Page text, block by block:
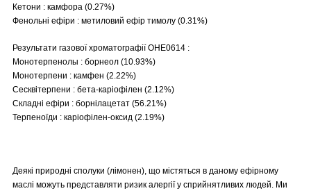
Кетони : камфора (0.27%)
Фенольні ефіри : метиловий ефір тимолу (0.31%)
Результати газової хроматографії OHE0614 :
Монотерпенолы : борнеол (10.93%)
Монотерпени : камфен (2.22%)
Сесквітерпени : бета-каріофілен (2.12%)
Складні ефіри : борнілацетат (56.21%)
Терпеноїди : каріофілен-оксид (2.19%)
Деякі природні сполуки (лімонен), що містяться в даному ефірному
маслі можуть представляти ризик алергії у сприйнятливих людей. Ми